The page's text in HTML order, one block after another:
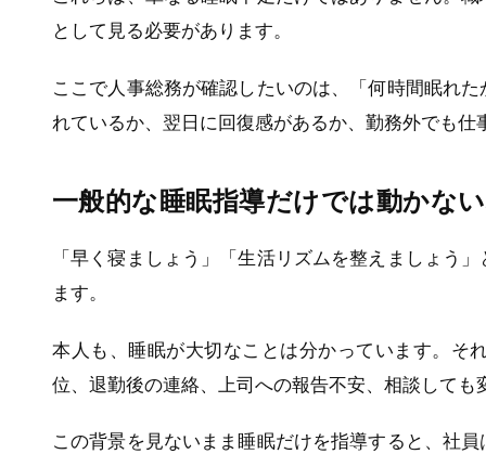
として見る必要があります。
ここで人事総務が確認したいのは、「何時間眠れ
れているか、翌日に回復感があるか、勤務外でも
一般的な睡眠指導だけでは動かな
「早く寝ましょう」「生活リズムを整えましょう
ます。
本人も、睡眠が大切なことは分かっています。そ
位、退勤後の連絡、上司への報告不安、相談して
この背景を見ないまま睡眠だけを指導すると、社